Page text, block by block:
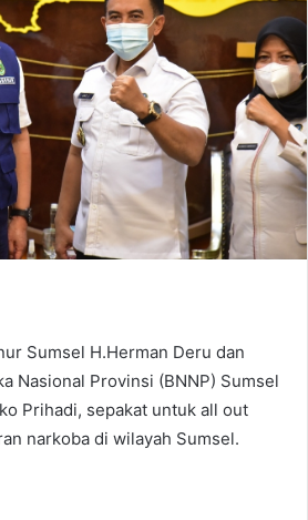
Sumsel H.Herman Deru dan
Nasional Provinsi (BNNP) Sumsel
Prihadi, sepakat untuk all out
narkoba di wilayah Sumsel.